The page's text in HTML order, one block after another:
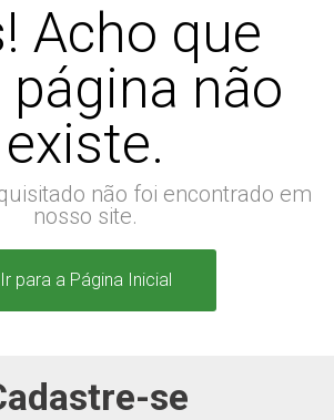
Acho que
página não
existe.
não foi encontrado em
nosso site.
Ir para a Página Inicial
se